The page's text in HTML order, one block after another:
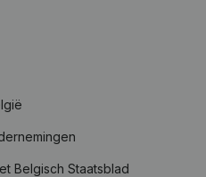
Belgisch Staatsblad